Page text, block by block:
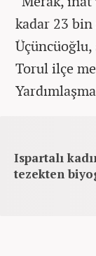
kadar 23 bin
Torul ilçe
Ispartalı
tezekten